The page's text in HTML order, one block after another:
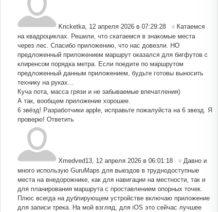
Kricketka 12 апреля 2026 в 07:29:28 # Катаемся
на квадроциклах. Решили, что скатаемся в знакомые места
через лес. Спасибо приложению, что нас довезли. НО
предложенный приложением маршрут оказался для бигфутов с
клиренсом порядка метра. Если поедите по маршрутом
предложенный данным приложением, будьте готовы выносить
технику на руках…
Куча пота, масса грязи и не забываемые впечатления)
А так, вообщем приложение хорошее.
6 звёзд! Разработчики apple, исправьте пожалуйста на 6 звезд. Я
проверю! Ответить
Xmedved13 12 апреля 2026 в 06:01:18 # Давно и
много использую GuruMaps для выездов в труднодоступные
места на внедорожнике, как для навигации на местности, так и
для планирования маршрута с проставлением опорных точек.
Плюс всегда на дублирующем устройстве включаю приложение
для записи трека. На мой взгляд, для iOS это сейчас лучшее